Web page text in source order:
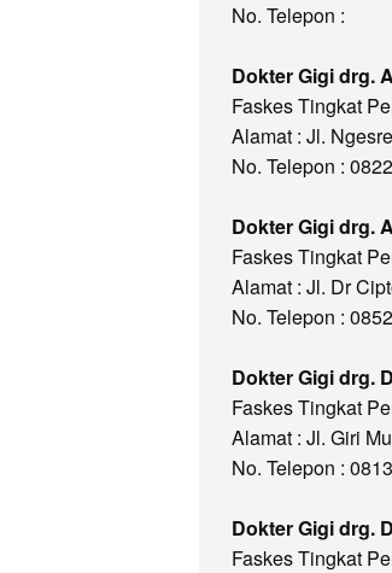
No. Telepon :
Dokter Gigi drg.
Faskes Tingkat
Alamat : Jl.
No. Telepon :
Dokter Gigi drg.
Faskes Tingkat
Alamat : Jl. Dr
No. Telepon :
Dokter Gigi drg.
Faskes Tingkat
Alamat : Jl. Giri
No. Telepon :
Dokter Gigi drg.
Faskes Tingkat